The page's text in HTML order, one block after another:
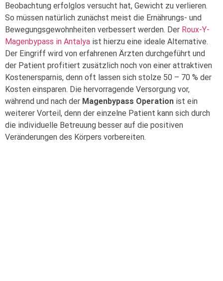
Beobachtung erfolglos versucht hat, Gewicht zu verlieren.
So müssen natürlich zunächst meist die Ernährungs- und
Bewegungsgewohnheiten verbessert werden. Der Roux-Y-
Magenbypass in Antalya ist hierzu eine ideale Alternative.
Der Eingriff wird von erfahrenen Ärzten durchgeführt und
der Patient profitiert zusätzlich noch von einer attraktiven
Kostenersparnis, denn oft lassen sich stolze 50 – 70 % der
Kosten einsparen. Die hervorragende Versorgung vor,
während und nach der Magenbypass Operation ist ein
weiterer Vorteil, denn der einzelne Patient kann sich durch
die individuelle Betreuung besser auf die positiven
Veränderungen des Körpers vorbereiten.